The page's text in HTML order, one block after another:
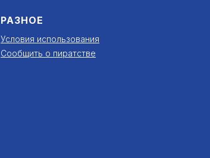
РАЗНОЕ
Условия использования
Сообщить о пиратстве